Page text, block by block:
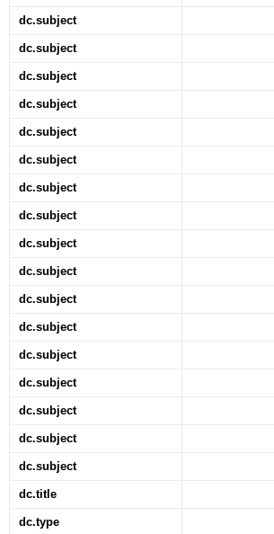
dc.subject
dc.subject
dc.subject
dc.subject
dc.subject
dc.subject
dc.subject
dc.subject
dc.subject
dc.subject
dc.subject
dc.subject
dc.subject
dc.subject
dc.subject
dc.subject
dc.subject
dc.title
dc.type